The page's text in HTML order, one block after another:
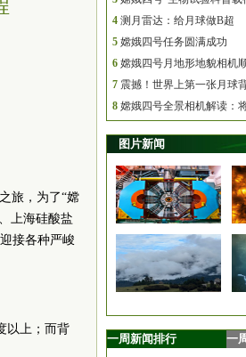
旅，为了“嫦
上海硅酸盐
接各种严峻
以上；而背
4 测月雷达：给月球做B超
5 嫦娥四号任务圆满成功
6 嫦娥四号月地形地貌相机
7 震撼！世界上第一张月球
8 嫦娥四号全景相机解读：
图片新闻
一周新闻排行 一